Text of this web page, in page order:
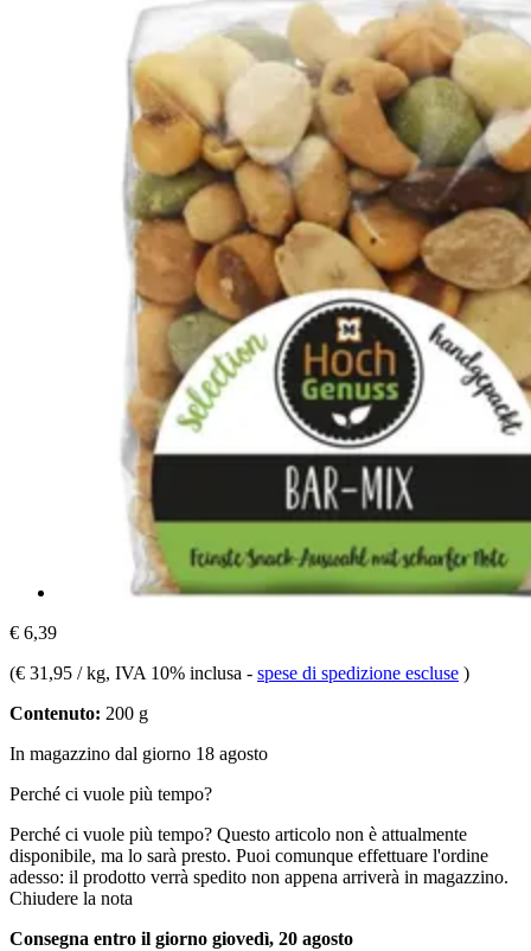
€ 6,39
(€ 31,95 / kg, IVA 10% inclusa - spese di spedizione escluse )
Contenuto: 200 g
In magazzino dal giorno 18 agosto
Perché ci vuole più tempo?
Perché ci vuole più tempo? Questo articolo non è attualmente
disponibile, ma lo sarà presto. Puoi comunque effettuare l'ordine
adesso: il prodotto verrà spedito non appena arriverà in magazzino.
Chiudere la nota
Consegna entro il giorno giovedì, 20 agosto